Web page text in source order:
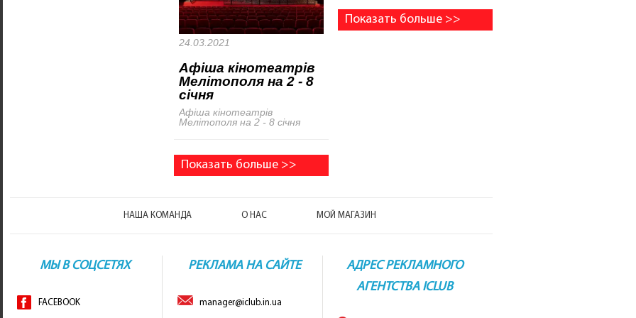
24.03.2021
Афіша кінотеатрів
Мелітополя на 2 - 8
січня
Афіша кінотеатрів
Мелітополя на 2 - 8 січня
Показать больше >>
Показать больше >>
НАША КОМАНДА О НАС МОЙ МАГАЗИН
МЫ В СОЦСЕТЯХ
FACEBOOK
РЕКЛАМА НА САЙТЕ
manager@iclub.in.ua
АДРЕС РЕКЛАМНОГО
АГЕНТСТВА ICLUB